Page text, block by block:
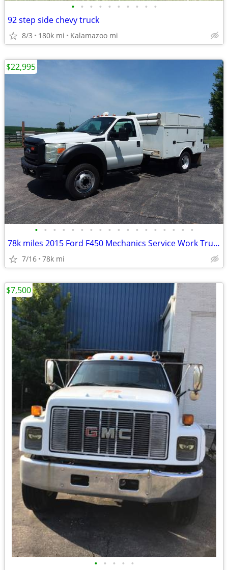
• • • • • • • • • •
92 step side chevy truck
8/3 180k mi Kalamazoo mi
• • • • • • • • • • • • • • • • • •
78k miles 2015 Ford F450 Mechanics Service Work Truck
7/16 78k mi
$22,995
• • • • •
$7,500